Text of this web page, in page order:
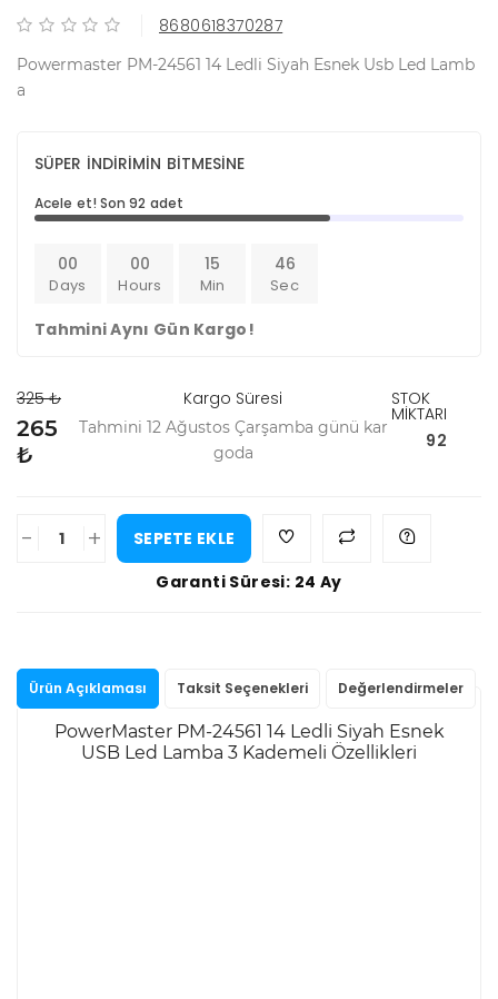
8680618370287
Powermaster PM-24561 14 Ledli Siyah Esnek Usb Led Lamb
a
SÜPER İNDİRİMİN BİTMESİNE
Acele et! Son 92 adet
00
Days
00
Hours
15
Min
45
Sec
Tahmini Aynı Gün Kargo!
325 ₺
265
₺
Kargo Süresi
Tahmini 12 Ağustos Çarşamba günü kar
goda
STOK
MİKTARI
92
- +
SEPETE EKLE
Garanti Süresi: 24 Ay
Ürün Açıklaması Taksit Seçenekleri Değerlendirmeler
PowerMaster PM-24561 14 Ledli Siyah Esnek
USB Led Lamba 3 Kademeli Özellikleri